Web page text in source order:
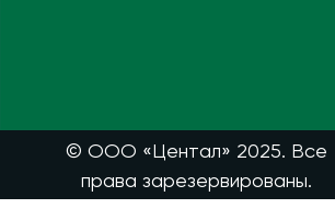
© ООО «Центал» 2025. Все
права зарезервированы.